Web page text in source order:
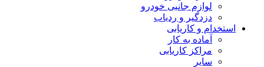
لوازم جانبی خودرو
دزدگیر و ردیاب
استخدام و کاریابی
آماده به کار
مراکز کاریابی
سایر